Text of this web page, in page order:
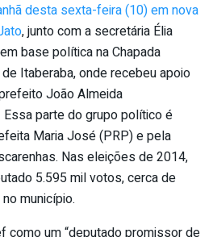
desta sexta-feira (10) em nova
, junto com a secretária Élia
base política na Chapada
Itaberaba, onde recebeu apoio
João Almeida
parte do grupo político é
Maria José (PRP) e pela
Nas eleições de 2014,
5.595 mil votos, cerca de
município.